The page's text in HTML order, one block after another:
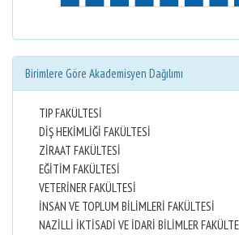
Birimlere Göre Akademisyen Dağılımı
TIP FAKÜLTESİ
DİŞ HEKİMLİĞİ FAKÜLTESİ
ZİRAAT FAKÜLTESİ
EĞİTİM FAKÜLTESİ
VETERİNER FAKÜLTESİ
İNSAN VE TOPLUM BİLİMLERİ FAKÜLTESİ
NAZİLLİ İKTİSADİ VE İDARİ BİLİMLER